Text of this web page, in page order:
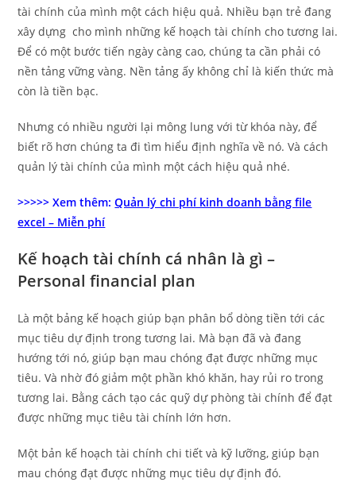
tài chính của mình một cách hiệu quả. Nhiều bạn trẻ đang
xây dựng cho mình những kế hoạch tài chính cho tương lai.
Để có một bước tiến ngày càng cao, chúng ta cần phải có
nền tảng vững vàng. Nền tảng ấy không chỉ là kiến thức mà
còn là tiền bạc.
Nhưng có nhiều người lại mông lung với từ khóa này, để
biết rõ hơn chúng ta đi tìm hiểu định nghĩa về nó. Và cách
quản lý tài chính của mình một cách hiệu quả nhé.
>>>>> Xem thêm:Quản lý chi phí kinh doanh bằng file
excel – Miễn phí
Kế hoạch tài chính cá nhân là gì –
Personal financial plan
Là một bảng kế hoạch giúp bạn phân bổ dòng tiền tới các
mục tiêu dự định trong tương lai. Mà bạn đã và đang
hướng tới nó, giúp bạn mau chóng đạt được những mục
tiêu. Và nhờ đó giảm một phần khó khăn, hay rủi ro trong
tương lai. Bằng cách tạo các quỹ dự phòng tài chính để đạt
được những mục tiêu tài chính lớn hơn.
Một bản kế hoạch tài chính chi tiết và kỹ lưỡng, giúp bạn
mau chóng đạt được những mục tiêu dự định đó.